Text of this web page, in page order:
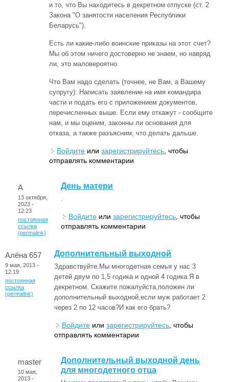
и то, что Вы находитесь в декретном отпуске (ст. 2
Закона "О занятости населения Республики
Беларусь").
Есть ли какие-либо воинские приказы на этот счет?
Мы об этом ничего достоверно не знаем, но навряд
ли, это маловероятно.
Что Вам надо сделать (точнее, не Вам, а Вашему
супругу): Написать заявление на имя командира
части и подать его с приложением документов,
перечисленных выше. Если ему откажут - сообщите
нам, и мы оценим, законны ли основания для
отказа, а также разъясним, что делать дальше.
Войдите или зарегистрируйтесь , чтобы
отправлять комментарии
А
13 октября,
2023 -
12:23
постоянная
ссылка
(permalink)
День матери
Войдите или зарегистрируйтесь , чтобы
отправлять комментарии
Алёна 657
9 мая, 2013 -
12:19
постоянная
ссылка
(permalink)
Дополнительный выходной
Здравствуйте.Мы многодетная семья у нас 3
детей двум по 1,5 годика и одной 4 годика.Я в
декретном. Скажите пожалуйста,положен ли
дополнительный выходной,если муж работает 2
через 2 по 12 часов?И как его брать?
Войдите или зарегистрируйтесь , чтобы
отправлять комментарии
master
10 мая,
2013 -
Дополнительный выходной день
для многодетного отца